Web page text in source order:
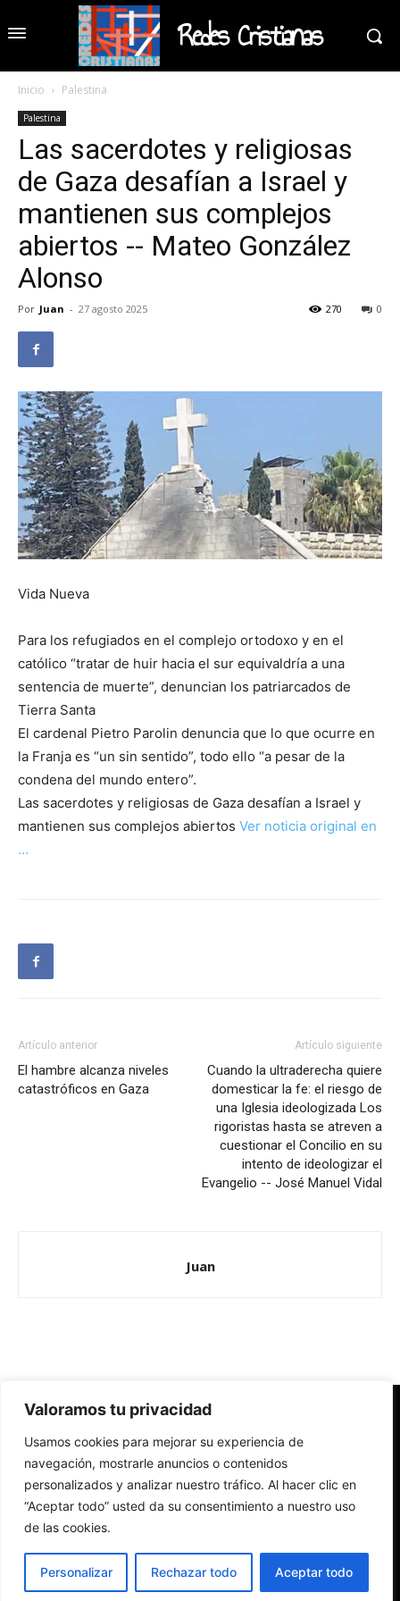
Valoramos tu privacidad
Usamos cookies para mejorar su experiencia de
navegación, mostrarle anuncios o contenidos
personalizados y analizar nuestro tráfico. Al hacer clic en
“Aceptar todo” usted da su consentimiento a nuestro uso
de las cookies.
Personalizar Rechazar todo Aceptar todo
Redes Cristianas
Inicio Palestina
Palestina
Las sacerdotes y religiosas
de Gaza desafían a Israel y
mantienen sus complejos
abiertos -- Mateo González
Alonso
Por Juan - 27 agosto 2025 0
270
Vida Nueva
Para los refugiados en el complejo ortodoxo y en el
católico “tratar de huir hacia el sur equivaldría a una
sentencia de muerte”, denuncian los patriarcados de
Tierra Santa
El cardenal Pietro Parolin denuncia que lo que ocurre en
la Franja es “un sin sentido”, todo ello “a pesar de la
condena del mundo entero”.
Las sacerdotes y religiosas de Gaza desafían a Israel y
mantienen sus complejos abiertos Ver noticia original en
…
Artículo anterior
El hambre alcanza niveles
catastróficos en Gaza
Artículo siguiente
Cuando la ultraderecha quiere
domesticar la fe: el riesgo de
una Iglesia ideologizada Los
rigoristas hasta se atreven a
cuestionar el Concilio en su
intento de ideologizar el
Evangelio -- José Manuel Vidal
Juan
Redes Cristianas
Una mirada alternativa sobre la Iglesia católica y la sociedad
- Colectivos de Redes Cristianas